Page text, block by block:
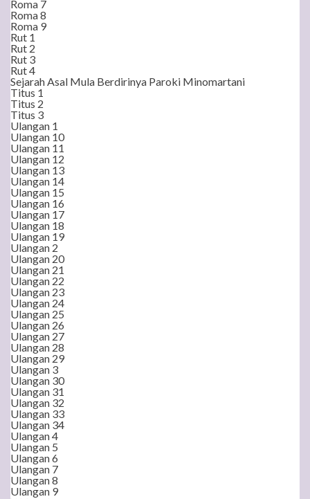
Roma 7
Roma 8
Roma 9
Rut 1
Rut 2
Rut 3
Rut 4
Sejarah Asal Mula Berdirinya Paroki Minomartani
Titus 1
Titus 2
Titus 3
Ulangan 1
Ulangan 10
Ulangan 11
Ulangan 12
Ulangan 13
Ulangan 14
Ulangan 15
Ulangan 16
Ulangan 17
Ulangan 18
Ulangan 19
Ulangan 2
Ulangan 20
Ulangan 21
Ulangan 22
Ulangan 23
Ulangan 24
Ulangan 25
Ulangan 26
Ulangan 27
Ulangan 28
Ulangan 29
Ulangan 3
Ulangan 30
Ulangan 31
Ulangan 32
Ulangan 33
Ulangan 34
Ulangan 4
Ulangan 5
Ulangan 6
Ulangan 7
Ulangan 8
Ulangan 9